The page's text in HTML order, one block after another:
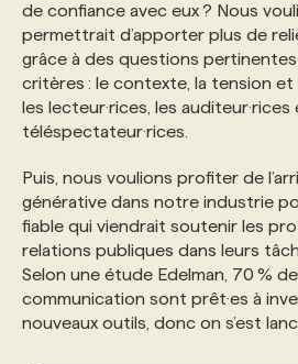
de confiance avec eux ? Nous
permettrait d’apporter plus de
grâce à des questions
critères : le contexte, la tension
les lecteur·rices, les auditeur·rices
téléspectateur·rices.
Puis, nous voulions profiter de
générative dans notre industrie
fiable qui viendrait soutenir les
relations publiques dans leurs
Selon une étude Edelman, 70 %
communication sont prêt·es à
nouveaux outils, donc on s’est